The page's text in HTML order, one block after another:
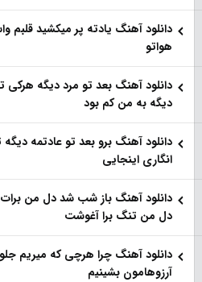
دانلود آهنگ یادته پر میکشید قلبم
هواتو
دانلود آهنگ بعد تو مرد دیگه
دیگه به من کم بود
دانلود آهنگ برو بعد تو عادتمه
انگاری اینجایی
دانلود آهنگ باز شب شد دل من
دل من تنگ برا آغوشت
دانلود آهنگ چرا هرچی که میریم جلو
آرزوهامون بشینیم